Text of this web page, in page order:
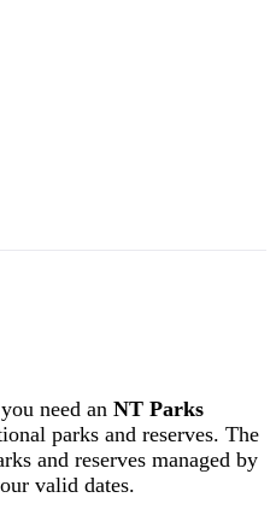
need an NT Parks
parks and reserves. The
and reserves managed by
valid dates.